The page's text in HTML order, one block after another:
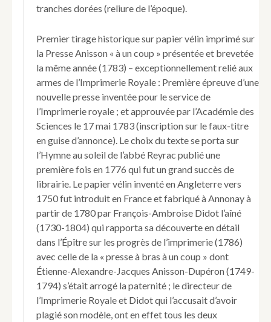
tranches dorées (reliure de l’époque).
Premier tirage historique sur papier vélin imprimé sur
la Presse Anisson « à un coup » présentée et brevetée
la même année (1783) – exceptionnellement relié aux
armes de l’Imprimerie Royale : Première épreuve d’une
nouvelle presse inventée pour le service de
l’Imprimerie royale ; et approuvée par l’Académie des
Sciences le 17 mai 1783 (inscription sur le faux-titre
en guise d’annonce). Le choix du texte se porta sur
l’Hymne au soleil de l’abbé Reyrac publié une
première fois en 1776 qui fut un grand succès de
librairie. Le papier vélin inventé en Angleterre vers
1750 fut introduit en France et fabriqué à Annonay à
partir de 1780 par François-Ambroise Didot l’aîné
(1730-1804) qui rapporta sa découverte en détail
dans l’Épître sur les progrès de l’imprimerie (1786)
avec celle de la « presse à bras à un coup » dont
Étienne-Alexandre-Jacques Anisson-Dupéron (1749-
1794) s’était arrogé la paternité ; le directeur de
l’Imprimerie Royale et Didot qui l’accusait d’avoir
plagié son modèle, ont en effet tous les deux